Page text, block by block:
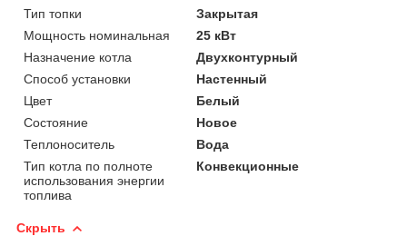
Тип топки
Закрытая
Мощность номинальная
25 кВт
Назначение котла
Двухконтурный
Способ установки
Настенный
Цвет
Белый
Состояние
Новое
Теплоноситель
Вода
Тип котла по полноте
использования энергии
топлива
Конвекционные
Скрыть